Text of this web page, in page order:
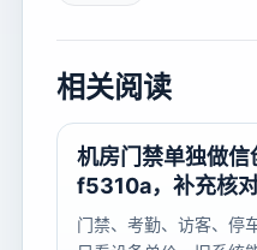
相关阅读
机房门禁单独做
f5310a，补充核
门禁、考勤、访客、停